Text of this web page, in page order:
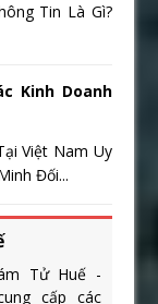
Tin Là Gì?
Kinh Doanh
Việt Nam Uy
Đối...
Tử Huế -
cấp các